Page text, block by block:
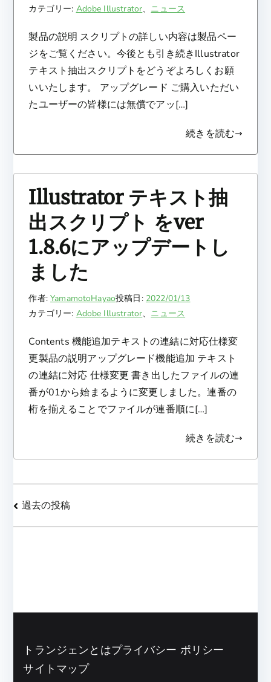
カテゴリー: Adobe Illustrator、 ニュース
製品の説明 スクリプトの詳しい内容は製品ペー
ジをご覧ください。今後とも引き続きIllustrator
テキスト抽出スクリプトをどうぞよろしくお願
いいたします。 アップグレード ご購入いただい
たユーザーの皆様には無償でアッ[…]
続きを読む
Illustrator テキスト抽
出スクリプト をver
1.8.6にアップデートし
ました
作者:YamamotoHayao投稿日: 2022/01/13
カテゴリー: Adobe Illustrator、 ニュース
Contents 機能追加テキストの連結に対応仕様変
更製品の説明アップグレード機能追加 テキスト
の連結に対応 仕様変更 書き出したファイルの連
番が01から始まるように変更しました。連番の
桁を揃えることでファイルが連番順に[…]
続きを読む
投
稿
ゲ
シ
過去の投稿
トランジェンとはプライバシー ポリシー
サイトマップ